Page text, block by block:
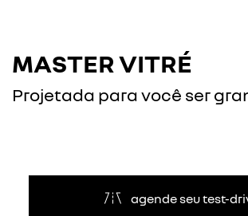
MASTER VITRÉ
Projetada para você ser
agende seu test-